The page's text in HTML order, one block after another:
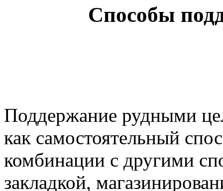
Способы
Поддержание рудными
как самостоятельный
комбинации с другими
закладкой,